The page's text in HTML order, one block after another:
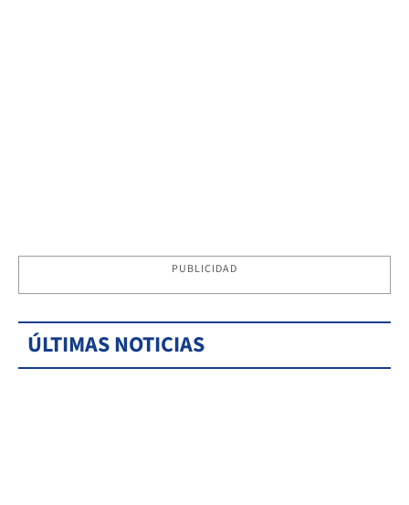
PUBLICIDAD
ÚLTIMAS NOTICIAS